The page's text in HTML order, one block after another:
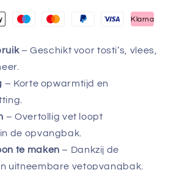
Klarna
– Geschikt voor tosti’s, vlees,
– Korte opwarmtijd en
– Overtollig vet loopt
de opvangbak.
te maken – Dankzij de
uitneembare vetopvangbak.